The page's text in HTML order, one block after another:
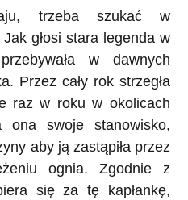
trzeba szukać w
głosi stara legenda w
w dawnych
Przez cały rok strzegła
raz w roku w okolicach
ona swoje stanowisko,
aby ją zastąpiła przez
ognia. Zgodnie z
się za tę kapłankę,